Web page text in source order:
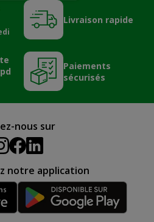
Livraison rapide
Paiements
sécurisés
nous sur
notre application